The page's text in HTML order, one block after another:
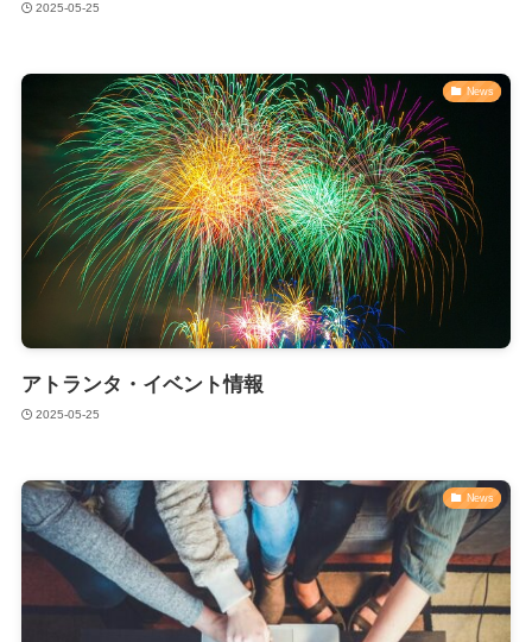
2025-05-25
News
アトランタ・イベント情報
2025-05-25
News